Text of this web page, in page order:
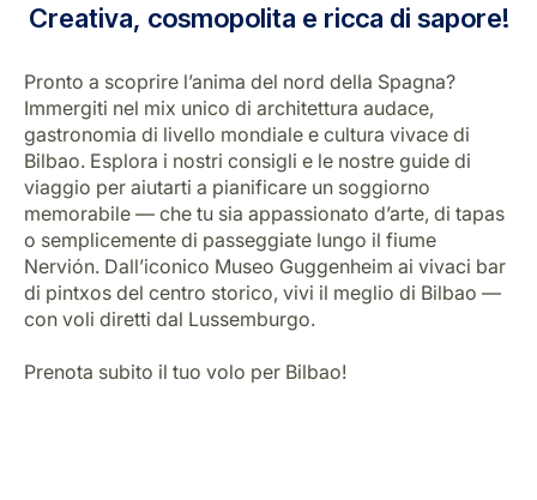
Creativa, cosmopolita e ricca di sapore!
Pronto a scoprire l’anima del nord della Spagna?
Immergiti nel mix unico di architettura audace,
gastronomia di livello mondiale e cultura vivace di
Bilbao. Esplora i nostri consigli e le nostre guide di
viaggio per aiutarti a pianificare un soggiorno
memorabile — che tu sia appassionato d’arte, di tapas
o semplicemente di passeggiate lungo il fiume
Nervión. Dall’iconico Museo Guggenheim ai vivaci bar
di pintxos del centro storico, vivi il meglio di Bilbao —
con voli diretti dal Lussemburgo.
Prenota subito il tuo volo per Bilbao!